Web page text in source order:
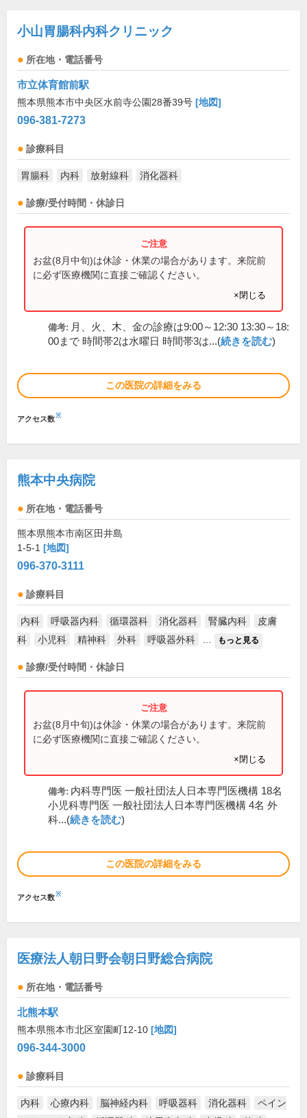
小山胃腸科内科クリニック
所在地・電話番号
市立体育館前駅
熊本県熊本市中央区水前寺公園28番39号 [地図]
096-381-7273
診療科目
胃腸科 内科 放射線科 消化器科
診療/受付時間・休診日
お盆(8月中旬)は休診・休業の場合があります。来院前
に必ず医療機関に直接ご確認ください。
×閉じる
備考: 月、火、木、金の診療は9:00～12:30 13:30～18:
00まで 時間帯2は水曜日 時間帯3は...(続きを読む)
この医院の詳細をみる
アクセス数※
熊本中央病院
所在地・電話番号
熊本県熊本市南区田井島
1-5-1 [地図]
096-370-3111
診療科目
内科 呼吸器内科 循環器科 消化器科 腎臓内科
皮膚
科
小児科 精神科 外科 呼吸器外科 もっと見る
診療/受付時間・休診日
お盆(8月中旬)は休診・休業の場合があります。来院前
に必ず医療機関に直接ご確認ください。
×閉じる
備考: 内科専門医 一般社団法人日本専門医機構 18名
小児科専門医 一般社団法人日本専門医機構 4名 外
科...(続きを読む)
この医院の詳細をみる
アクセス数※
医療法人朝日野会朝日野総合病院
所在地・電話番号
北熊本駅
熊本県熊本市北区室園町12-10 [地図]
096-344-3000
診療科目
内科 心療内科 脳神経内科 呼吸器科 消化器科
ペイン